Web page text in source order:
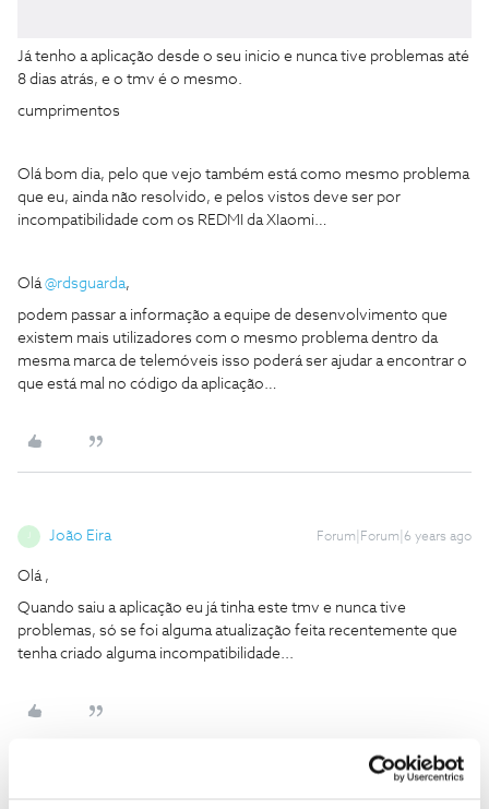
Já tenho a aplicação desde o seu inicio e nunca tive problemas até
8 dias atrás, e o tmv é o mesmo.
cumprimentos
Olá bom dia, pelo que vejo também está como mesmo problema
que eu, ainda não resolvido, e pelos vistos deve ser por
incompatibilidade com os REDMI da XIaomi…
Olá@rdsguarda,
podem passar a informação a equipe de desenvolvimento que
existem mais utilizadores com o mesmo problema dentro da
mesma marca de telemóveis isso poderá ser ajudar a encontrar o
que está mal no código da aplicação…
João Eira Forum|Forum|6 years ago
Olá ,
Quando saiu a aplicação eu já tinha este tmv e nunca tive
problemas, só se foi alguma atualização feita recentemente que
tenha criado alguma incompatibilidade...